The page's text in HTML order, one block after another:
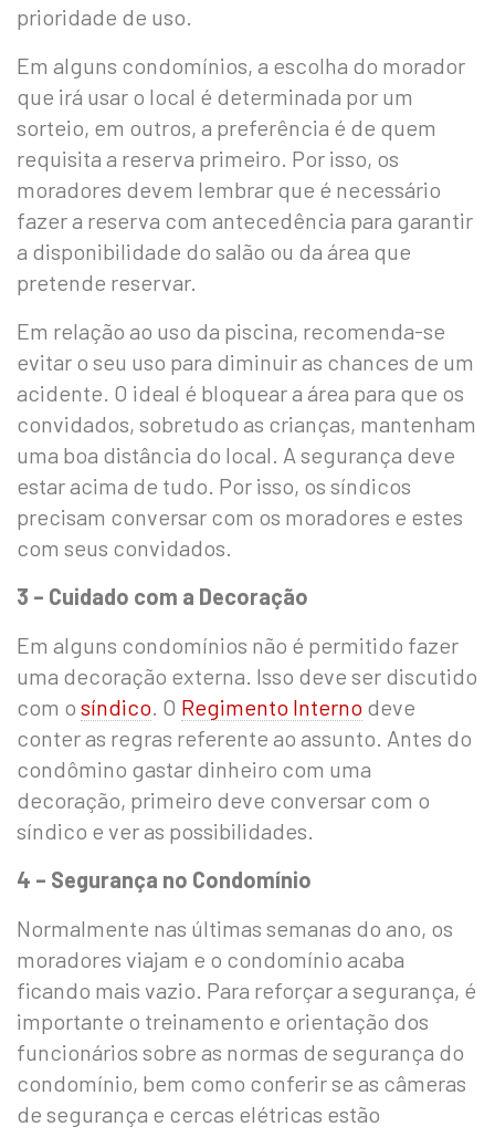
prioridade de uso.
Em alguns condomínios, a escolha do morador
que irá usar o local é determinada por um
sorteio, em outros, a preferência é de quem
requisita a reserva primeiro. Por isso, os
moradores devem lembrar que é necessário
fazer a reserva com antecedência para garantir
a disponibilidade do salão ou da área que
pretende reservar.
Em relação ao uso da piscina, recomenda-se
evitar o seu uso para diminuir as chances de um
acidente. O ideal é bloquear a área para que os
convidados, sobretudo as crianças, mantenham
uma boa distância do local. A segurança deve
estar acima de tudo. Por isso, os síndicos
precisam conversar com os moradores e estes
com seus convidados.
3 – Cuidado com a Decoração
Em alguns condomínios não é permitido fazer
uma decoração externa. Isso deve ser discutido
com o síndico . O Regimento Interno deve
conter as regras referente ao assunto. Antes do
condômino gastar dinheiro com uma
decoração, primeiro deve conversar com o
síndico e ver as possibilidades.
4 – Segurança no Condomínio
Normalmente nas últimas semanas do ano, os
moradores viajam e o condomínio acaba
ficando mais vazio. Para reforçar a segurança, é
importante o treinamento e orientação dos
funcionários sobre as normas de segurança do
condomínio, bem como conferir se as câmeras
de segurança e cercas elétricas estão